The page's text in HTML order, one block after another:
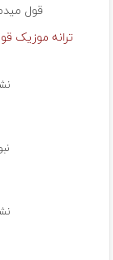
قول
ترانه موزیک